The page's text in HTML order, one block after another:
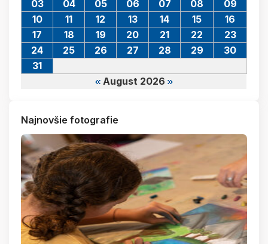
August 2026
03
04 05 06 07 08
09
10
11 12 13 14 15
16
17
18 19 20 21 22
23
24
25 26 27 28 29
30
31
Najnovšie fotografie